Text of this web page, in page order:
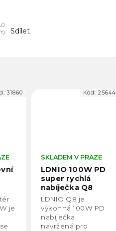
Sdílet
je
31860
LDNIO 100W PD
super rychlá
nabíječka Q8
USB-C/100W,
USB-A/30W,
Lightning/30W
SKLADEM V PRAZE
LDNIO Q8 je
výkonná 100W PD
nabíječka
navržená pro
Kód: 25644